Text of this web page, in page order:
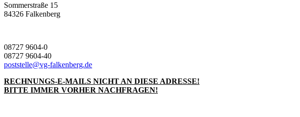
Sommerstraße 15
84326 Falkenberg
08727 9604-0
08727 9604-40
poststelle@vg-falkenberg.de
RECHNUNGS-E-MAILS NICHT AN DIESE ADRESSE!
BITTE IMMER VORHER NACHFRAGEN!